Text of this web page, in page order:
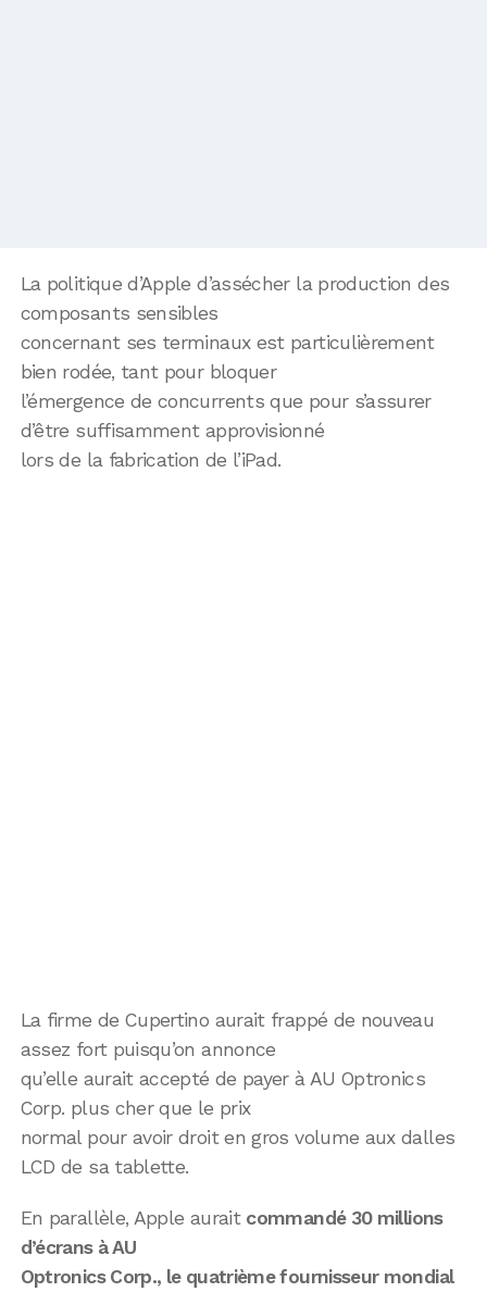
La politique d’Apple d’assécher la production des
composants sensibles
concernant ses terminaux est particulièrement
bien rodée, tant pour bloquer
l’émergence de concurrents que pour s’assurer
d’être suffisamment approvisionné
lors de la fabrication de l’iPad.
La firme de Cupertino aurait frappé de nouveau
assez fort puisqu’on annonce
qu’elle aurait accepté de payer à AU Optronics
Corp. plus cher que le prix
normal pour avoir droit en gros volume aux dalles
LCD de sa tablette.
En parallèle, Apple aurait commandé 30 millions
d’écrans à AU
Optronics Corp., le quatrième fournisseur mondial